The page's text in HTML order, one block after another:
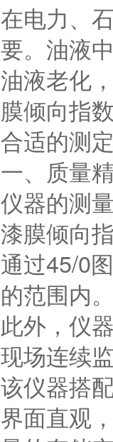
在电力、
要。油液
油液老化
膜倾向指
合适的测
一、质量
仪器的测
漆膜倾向
通过45/0
的范围内
此外，仪
现场连续
该仪器搭
界面直观